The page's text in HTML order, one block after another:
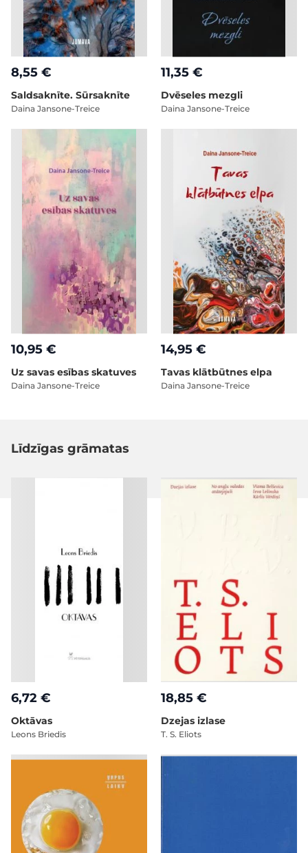
8,55 €
Saldsaknīte. Sūrsaknīte
Daina Jansone-Treice
11,35 €
Dvēseles mezgli
Daina Jansone-Treice
10,95 €
Uz savas esības skatuves
Daina Jansone-Treice
14,95 €
Tavas klātbūtnes elpa
Daina Jansone-Treice
Līdzīgas grāmatas
6,72 €
Oktāvas
Leons Briedis
18,85 €
Dzejas izlase
T. S. Eliots